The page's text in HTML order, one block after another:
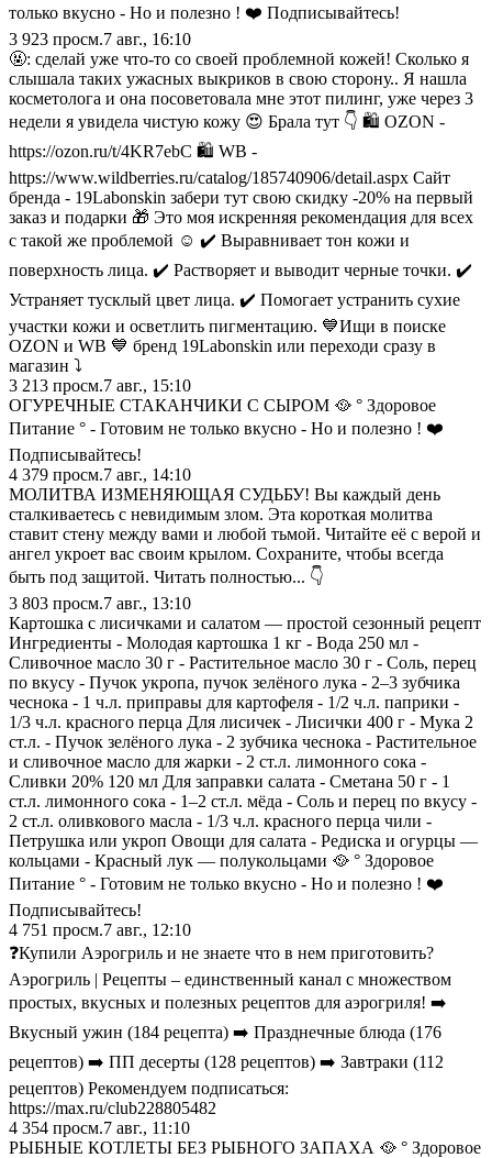
только вкусно - Но и полезно ! ❤️ Подписывайтесь!
3 923 просм.7 авг., 16:10
🤬: сделай уже что-то со своей проблемной кожей! Сколько я
слышала таких ужасных выкриков в свою сторону.. Я нашла
косметолога и она посоветовала мне этот пилинг, уже через 3
недели я увидела чистую кожу 😍 Брала тут 👇 🛍️ OZON -
https://ozon.ru/t/4KR7ebC 🛍️ WB -
https://www.wildberries.ru/catalog/185740906/detail.aspx Сайт
бренда - 19Labonskin забери тут свою скидку -20% на первый
заказ и подарки 🎁 Это моя искренняя рекомендация для всех
с такой же проблемой ☺️ ✔️ Выравнивает тон кожи и
поверхность лица. ✔️ Растворяет и выводит черные точки. ✔️
Устраняет тусклый цвет лица. ✔️ Помогает устранить сухие
участки кожи и осветлить пигментацию. 💙Ищи в поиске
OZON и WB 💙 бренд 19Labonskin или переходи сразу в
магазин ⤵️
3 213 просм.7 авг., 15:10
ОГУРЕЧНЫЕ СТАКАНЧИКИ С СЫРОМ 🥘 ° Здоровое
Питание ° - Готовим не только вкусно - Но и полезно ! ❤️
Подписывайтесь!
4 379 просм.7 авг., 14:10
МОЛИТВА ИЗМЕНЯЮЩАЯ СУДЬБУ! Вы каждый день
сталкиваетесь с невидимым злом. Эта короткая молитва
ставит стену между вами и любой тьмой. Читайте её с верой и
ангел укроет вас своим крылом. Сохраните, чтобы всегда
быть под защитой. Читать полностью... 👇
3 803 просм.7 авг., 13:10
Картошка с лисичками и салатом — простой сезонный рецепт
Ингредиенты - Молодая картошка 1 кг - Вода 250 мл -
Сливочное масло 30 г - Растительное масло 30 г - Соль, перец
по вкусу - Пучок укропа, пучок зелёного лука - 2–3 зубчика
чеснока - 1 ч.л. приправы для картофеля - 1/2 ч.л. паприки -
1/3 ч.л. красного перца Для лисичек - Лисички 400 г - Мука 2
ст.л. - Пучок зелёного лука - 2 зубчика чеснока - Растительное
и сливочное масло для жарки - 2 ст.л. лимонного сока -
Сливки 20% 120 мл Для заправки салата - Сметана 50 г - 1
ст.л. лимонного сока - 1–2 ст.л. мёда - Соль и перец по вкусу -
2 ст.л. оливкового масла - 1/3 ч.л. красного перца чили -
Петрушка или укроп Овощи для салата - Редиска и огурцы —
кольцами - Красный лук — полукольцами 🥘 ° Здоровое
Питание ° - Готовим не только вкусно - Но и полезно ! ❤️
Подписывайтесь!
4 751 просм.7 авг., 12:10
❓Купили Аэрогриль и не знаете что в нем приготовить?
Аэрогриль | Рецепты – единственный канал с множеством
простых, вкусных и полезных рецептов для аэрогриля! ➡️
Вкусный ужин (184 рецепта) ➡️ Празднечные блюда (176
рецептов) ➡️ ПП десерты (128 рецептов) ➡️ Завтраки (112
рецептов) Рекомендуем подписаться:
https://max.ru/club228805482
4 354 просм.7 авг., 11:10
РЫБНЫЕ КОТЛЕТЫ БЕЗ РЫБНОГО ЗАПАХА 🥘 ° Здоровое